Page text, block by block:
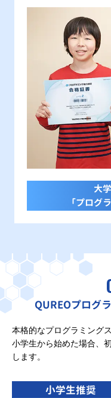
大
「プログ
QUREOプログ
本格的なプログラミング
小学生から始めた場合、
します。
小学生推奨